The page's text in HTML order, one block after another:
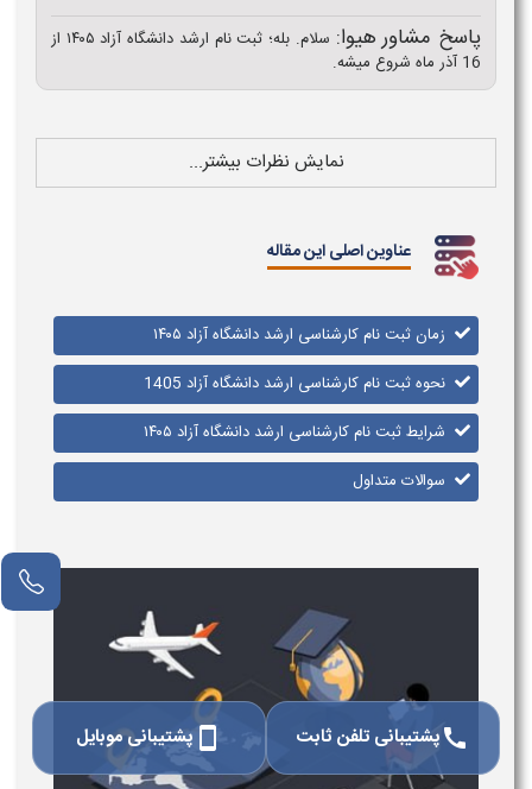
پاسخ مشاور هیوا:
سلام. بله؛ ثبت نام ارشد دانشگاه آزاد ۱۴۰۵ از
16 آذر ماه شروع میشه.
نمایش نظرات بیشتر...
عناوین اصلی این مقاله
زمان ثبت نام کارشناسی ارشد دانشگاه آزاد ۱۴۰۵
نحوه ثبت نام کارشناسی ارشد دانشگاه آزاد 1405
شرایط ثبت نام کارشناسی ارشد دانشگاه آزاد ۱۴۰۵
سوالات متداول
callپشتیبانی تلفن ثابت smartphone پشتیبانی موبایل